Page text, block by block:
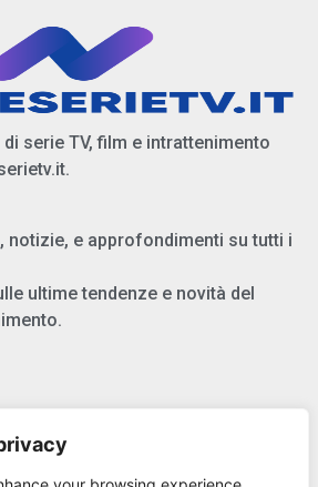
serie TV, film e intrattenimento
notizie, e approfondimenti su tutti i
ultime tendenze e novità del
Policy